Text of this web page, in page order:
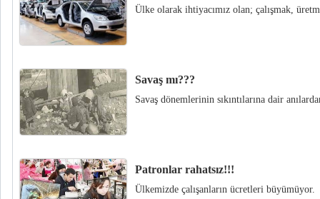
Ülke olarak ihtiyacımız olan; çalışmak,
Savaş mı???
Savaş dönemlerinin sıkıntılarına dair
Patronlar rahatsız!!!
Ülkemizde çalışanların ücretleri büyümüyor.